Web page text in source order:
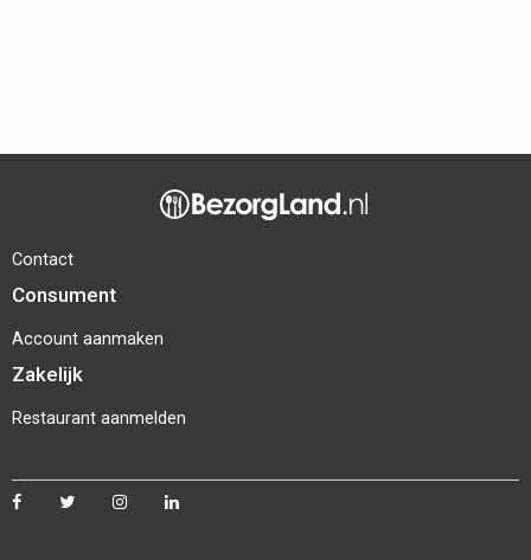
Contact
Consument
Account aanmaken
Zakelijk
Restaurant aanmelden